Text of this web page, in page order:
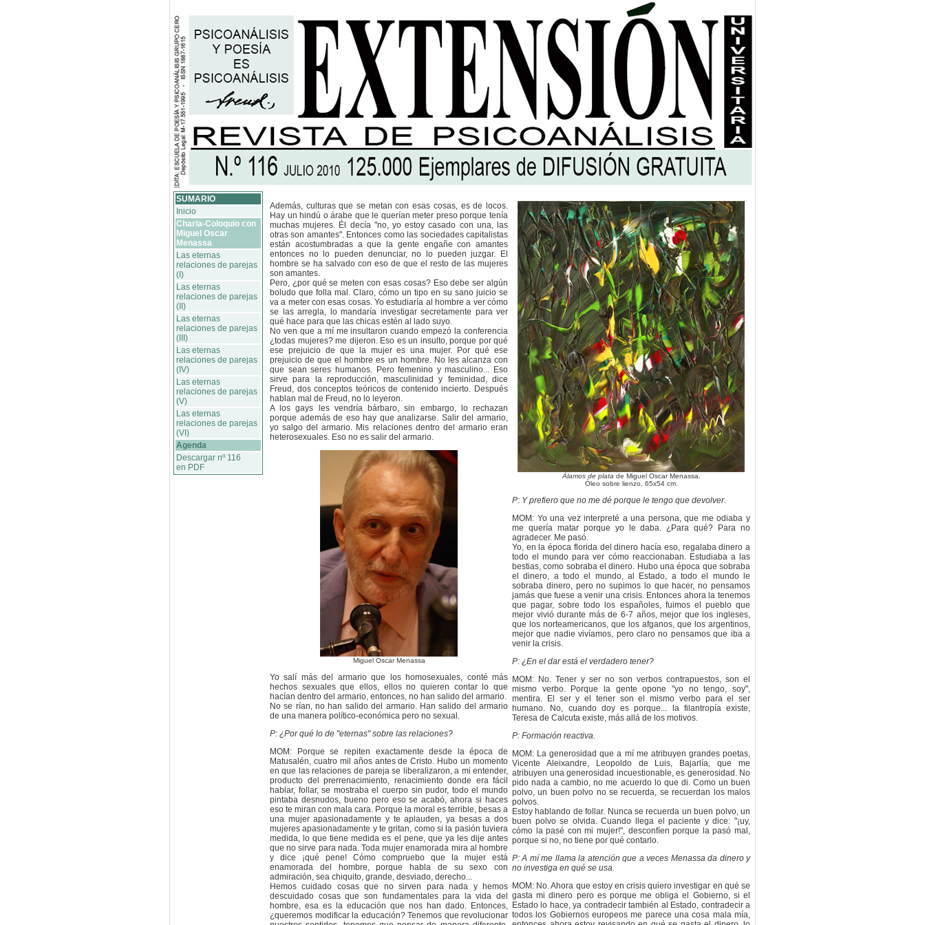
SUMARIO
Inicio
Charla-Coloquio con
Miguel Oscar
Menassa
Las eternas
relaciones de parejas
(I)
Las eternas
relaciones de parejas
(II)
Las eternas
relaciones de parejas
(III)
Las eternas
relaciones de parejas
(IV)
Las eternas
relaciones de parejas
(V)
Las eternas
relaciones de parejas
(VI)
Agenda
Descargar nº 116
en PDF
Además, culturas que se metan con esas cosas, es de locos.
Hay un hindú o árabe que le querían meter preso porque tenía
muchas mujeres. Él decía "no, yo estoy casado con una, las
otras son amantes". Entonces como las sociedades capitalistas
están acostumbradas a que la gente engañe con amantes
entonces no lo pueden denunciar, no lo pueden juzgar. El
hombre se ha salvado con eso de que el resto de las mujeres
son amantes.
Pero, ¿por qué se meten con esas cosas? Eso debe ser algún
boludo que folla mal. Claro, cómo un tipo en su sano juicio se
va a meter con esas cosas. Yo estudiaría al hombre a ver cómo
se las arregla, lo mandaría investigar secretamente para ver
qué hace para que las chicas estén al lado suyo.
No ven que a mí me insultaron cuando empezó la conferencia
¿todas mujeres? me dijeron. Eso es un insulto, porque por qué
ese prejuicio de que la mujer es una mujer. Por qué ese
prejuicio de que el hombre es un hombre. No les alcanza con
que sean seres humanos. Pero femenino y masculino... Eso
sirve para la reproducción, masculinidad y feminidad, dice
Freud, dos conceptos teóricos de contenido incierto. Después
hablan mal de Freud, no lo leyeron.
A los gays les vendría bárbaro, sin embargo, lo rechazan
porque además de eso hay que analizarse. Salir del armario,
yo salgo del armario. Mis relaciones dentro del armario eran
heterosexuales. Eso no es salir del armario.
Miguel Oscar Menassa
Yo salí más del armario que los homosexuales, conté más
hechos sexuales que ellos, ellos no quieren contar lo que
hacían dentro del armario, entonces, no han salido del armario.
No se rían, no han salido del armario. Han salido del armario
de una manera político-económica pero no sexual.
P: ¿Por qué lo de "eternas" sobre las relaciones?
MOM: Porque se repiten exactamente desde la época de
Matusalén, cuatro mil años antes de Cristo. Hubo un momento
en que las relaciones de pareja se liberalizaron, a mi entender,
producto del prerrenacimiento, renacimiento donde era fácil
hablar, follar, se mostraba el cuerpo sin pudor, todo el mundo
pintaba desnudos, bueno pero eso se acabó, ahora si haces
eso te miran con mala cara. Porque la moral es terrible, besas a
una mujer apasionadamente y te aplauden, ya besas a dos
mujeres apasionadamente y te gritan, como si la pasión tuviera
medida, lo que tiene medida es el pene, que ya les dije antes
que no sirve para nada. Toda mujer enamorada mira al hombre
y dice ¡qué pene! Cómo compruebo que la mujer está
enamorada del hombre, porque habla de su sexo con
admiración, sea chiquito, grande, desviado, derecho...
Hemos cuidado cosas que no sirven para nada y hemos
descuidado cosas que son fundamentales para la vida del
hombre, esa es la educación que nos han dado. Entonces,
¿queremos modificar la educación? Tenemos que revolucionar
Álamos de plata de Miguel Oscar Menassa.
Óleo sobre lienzo, 65x54 cm.
P: Y prefiero que no me dé porque le tengo que devolver.
MOM: Yo una vez interpreté a una persona, que me odiaba y
me quería matar porque yo le daba. ¿Para qué? Para no
agradecer. Me pasó.
Yo, en la época florida del dinero hacía eso, regalaba dinero a
todo el mundo para ver cómo reaccionaban. Estudiaba a las
bestias, como sobraba el dinero. Hubo una época que sobraba
el dinero, a todo el mundo, al Estado, a todo el mundo le
sobraba dinero, pero no supimos lo que hacer, no pensamos
jamás que fuese a venir una crisis. Entonces ahora la tenemos
que pagar, sobre todo los españoles, fuimos el pueblo que
mejor vivió durante más de 6-7 años, mejor que los ingleses,
que los norteamericanos, que los afganos, que los argentinos,
mejor que nadie vivíamos, pero claro no pensamos que iba a
venir la crisis.
P: ¿En el dar está el verdadero tener?
MOM: No. Tener y ser no son verbos contrapuestos, son el
mismo verbo. Porque la gente opone "yo no tengo, soy",
mentira. El ser y el tener son el mismo verbo para el ser
humano. No, cuando doy es porque... la filantropía existe,
Teresa de Calcuta existe, más allá de los motivos.
P: Formación reactiva.
MOM: La generosidad que a mí me atribuyen grandes poetas,
Vicente Aleixandre, Leopoldo de Luis, Bajarlía, que me
atribuyen una generosidad incuestionable, es generosidad. No
pido nada a cambio, no me acuerdo lo que di. Como un buen
polvo, un buen polvo no se recuerda, se recuerdan los malos
polvos.
Estoy hablando de follar. Nunca se recuerda un buen polvo, un
buen polvo se olvida. Cuando llega el paciente y dice: "¡uy,
cómo la pasé con mi mujer!", desconfíen porque la pasó mal,
porque si no, no tiene por qué contarlo.
P: A mí me llama la atención que a veces Menassa da dinero y
no investiga en qué se usa.
MOM: No. Ahora que estoy en crisis quiero investigar en qué se
gasta mi dinero pero es porque me obliga el Gobierno, si el
Estado lo hace, ya contradecir también al Estado, contradecir a
todos los Gobiernos europeos me parece una cosa mala mía,